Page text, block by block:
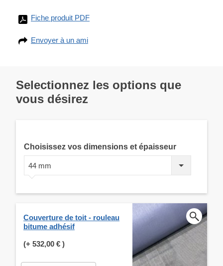
Fiche produit PDF
Envoyer à un ami
Selectionnez les options que
vous désirez
Choisissez vos dimensions et épaisseur
44 mm
Couverture de toit - rouleau
bitume adhésif
(+ 532,00 € )